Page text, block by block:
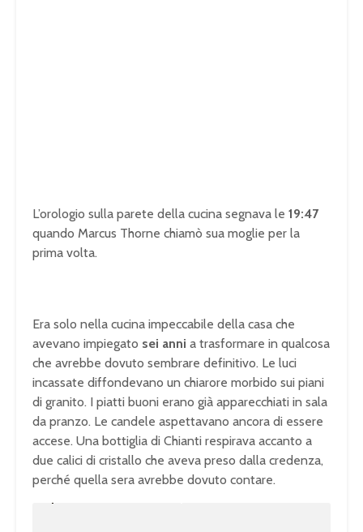
L’orologio sulla parete della cucina segnava le 19:47
quando Marcus Thorne chiamò sua moglie per la
prima volta.
Era solo nella cucina impeccabile della casa che
avevano impiegato sei anni a trasformare in qualcosa
che avrebbe dovuto sembrare definitivo. Le luci
incassate diffondevano un chiarore morbido sui piani
di granito. I piatti buoni erano già apparecchiati in sala
da pranzo. Le candele aspettavano ancora di essere
accese. Una bottiglia di Chianti respirava accanto a
due calici di cristallo che aveva preso dalla credenza,
perché quella sera avrebbe dovuto contare.